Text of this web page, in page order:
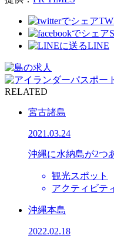
LINE
RELATED
宮古諸島
2021.03.24
沖縄に水納島が2つ
観光スポット
アクティビテ
沖縄本島
2022.02.18